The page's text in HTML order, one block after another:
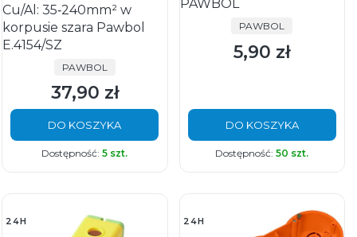
Cu/Al: 35‑240mm² w
korpusie szara Pawbol
E.4154/SZ
PRODUCENT
PAWBOL
Cena
37,90 zł
DO KOSZYKA
Dostępność:5 szt.
PAWBOL
PRODUCENT
PAWBOL
Cena
5,90 zł
DO KOSZYKA
Dostępność:50 szt.
24H 24H